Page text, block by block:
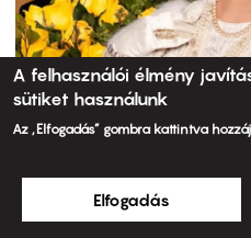
A felhasználói élmény
sütiket használunk
Az „Elfogadás” gombra kattintva
Elfogadás